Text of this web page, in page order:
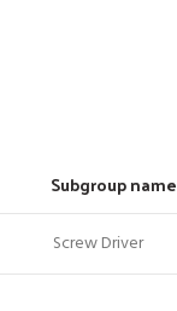
Subgroup name
Screw Driver